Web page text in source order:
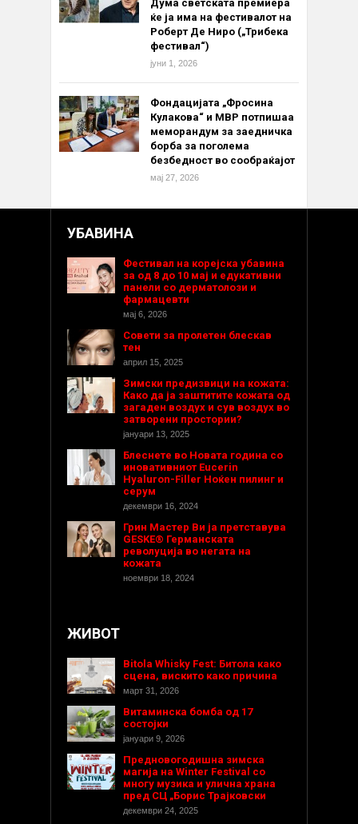
Дума светската премиера
ќе ја има на фестивалот на
Роберт Де Ниро („Трибека
фестивал“)
јуни 1, 2026
Фондацијата „Фросина
Кулакова“ и МВР потпишаа
меморандум за заедничка
борба за поголема
безбедност во сообраќајот
мај 27, 2026
УБАВИНА
Фестивал на корејска убавина
за од 8 до 10 мај и едукативни
панели со дерматолози и
фармацевти
мај 6, 2026
Совети за пролетен блескав
тен
април 15, 2025
Зимски предизвици на кожата:
Како да ја заштитите кожата од
загаден воздух и сув воздух во
затворени простории?
јануари 13, 2025
Блеснете во Новата година со
иновативниот Eucerin
Hyaluron-Filler Ноќен пилинг и
серум
декември 16, 2024
Грин Мастер Ви ја претставува
GESKE® Германската
револуција во негата на
кожата
ноември 18, 2024
ЖИВОТ
Bitola Whisky Fest: Битола како
сцена, вискито како причина
март 31, 2026
Витаминска бомба од 17
состојки
јануари 9, 2026
Предновогодишнa зимска
магија на Winter Festival со
многу музика и улична храна
пред СЦ „Борис Трајковски
декември 24, 2025